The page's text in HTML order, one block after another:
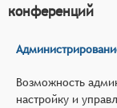
конференций
Возможность
настройку и